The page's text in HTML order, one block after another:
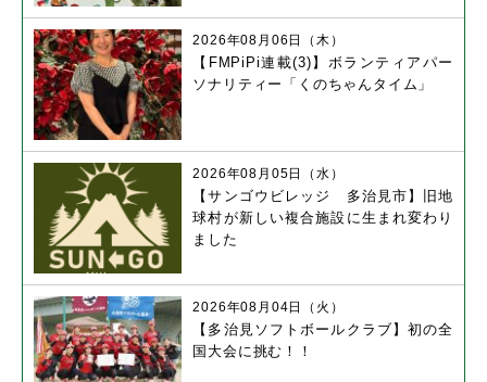
【FMPiPi連載(3)】ボランティアパー
ソナリティー「くのちゃんタイム」
2026年08月06日（木）
【サンゴウビレッジ 多治見市】旧地
球村が新しい複合施設に生まれ変わり
ました
2026年08月05日（水）
【多治見ソフトボールクラブ】初の全
国大会に挑む！！
2026年08月04日（火）